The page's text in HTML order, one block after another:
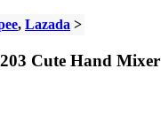
, Lazada >
Cute Hand Mixer